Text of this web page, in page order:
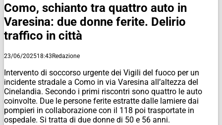
Como, schianto tra quattro auto in
Varesina: due donne ferite. Delirio
traffico in città
23/06/202518:43Redazione
Intervento di soccorso urgente dei Vigili del fuoco per un
incidente stradale a Como in via Varesina all’altezza del
Cinelandia. Secondo i primi riscontri sono quattro le auto
coinvolte. Due le persone ferite estratte dalle lamiere dai
pompieri in collaborazione con il 118 poi trasportate in
ospedale. Si tratta di due donne di 50 e 56 anni.